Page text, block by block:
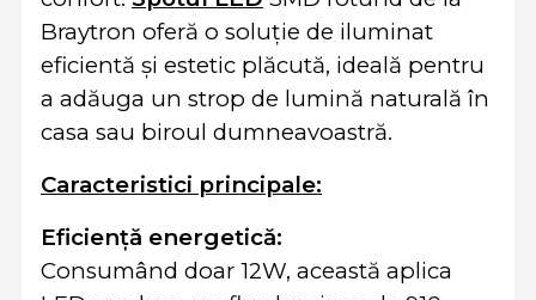
Braytron oferă o soluție de iluminat
eficientă și estetic plăcută, ideală pentru
a adăuga un strop de lumină naturală în
casa sau biroul dumneavoastră.
Caracteristici principale:
Eficiență energetică:
Consumând doar 12W, această aplica